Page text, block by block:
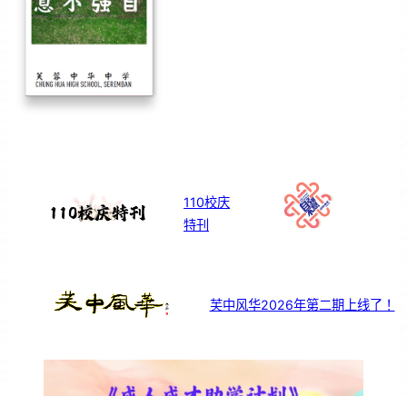
110校庆
特刊
芙中风华2026年第二期上线了！